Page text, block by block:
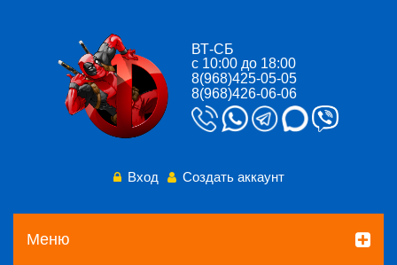
ВТ-СБ
с 10:00 до 18:00
8(968)425-05-05
8(968)426-06-06
Вход Создать аккаунт
Меню